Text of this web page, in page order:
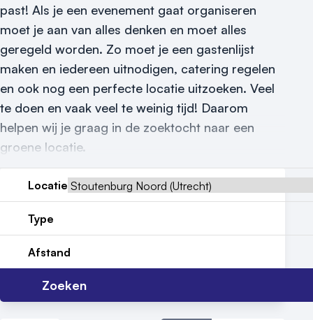
past! Als je een evenement gaat organiseren
moet je aan van alles denken en moet alles
geregeld worden. Zo moet je een gastenlijst
maken en iedereen uitnodigen, catering regelen
en ook nog een perfecte locatie uitzoeken. Veel
te doen en vaak veel te weinig tijd! Daarom
helpen wij je graag in de zoektocht naar een
groene locatie.
Locatie
Type
Afstand
Zoeken